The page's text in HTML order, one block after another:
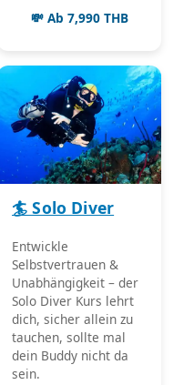
💸 Ab 7,990 THB
🏄 Solo Diver
Entwickle
Selbstvertrauen &
Unabhängigkeit – der
Solo Diver Kurs lehrt
dich, sicher allein zu
tauchen, sollte mal
dein Buddy nicht da
sein.